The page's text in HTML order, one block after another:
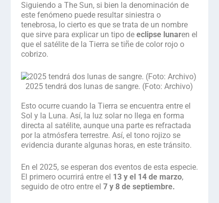
Siguiendo a The Sun, si bien la denominación de
este fenómeno puede resultar siniestra o
tenebrosa, lo cierto es que se trata de un nombre
que sirve para explicar un tipo de eclipse lunaren el
que el satélite de la Tierra se tiñe de color rojo o
cobrizo.
2025 tendrá dos lunas de sangre. (Foto: Archivo)
Esto ocurre cuando la Tierra se encuentra entre el
Sol y la Luna. Así, la luz solar no llega en forma
directa al satélite, aunque una parte es refractada
por la atmósfera terrestre. Así, el tono rojizo se
evidencia durante algunas horas, en este tránsito.
En el 2025, se esperan dos eventos de esta especie.
El primero ocurrirá entre el 13 y el 14 de marzo,
seguido de otro entre el 7 y 8 de septiembre.